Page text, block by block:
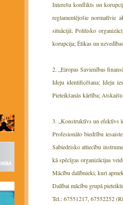
Interešu konflikts un
reglamentējošie normatīvie
situācijā; Politisko
korupcija; Ētikas un
2. „Eiropas Savienības
Ideju identificēšana; Ideju
Pieteikšanās kārtība;
3. „Konstruktīvs un efektīvs
Profesionālo biedrību
Sabiedrisko attiecību
kā spēcīgas organizācijas
Mācību dalībnieki, kuri
Dalībai mācību grupā
Tel.: 67551217, 67552252